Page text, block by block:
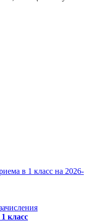
в 1 класс на 2026-
класс